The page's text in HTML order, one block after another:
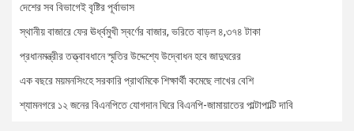
দেশের সব বিভাগেই বৃষ্টির পূর্বাভাস
স্থানীয় বাজারে ফের ঊর্ধ্বমুখী স্বর্ণের বাজার, ভরিতে বাড়ল ৪,৩৭৪ টাকা
প্রধানমন্ত্রীর তত্ত্বাবধানে স্মৃতির উদ্দেশ্যে উদ্বোধন হবে জাদুঘরের
এক বছরে ময়মনসিংহে সরকারি প্রাথমিকে শিক্ষার্থী কমেছে লাখের বেশি
শ্যামনগরে ১২ জনের বিএনপিতে যোগদান ঘিরে বিএনপি-জামায়াতের পাল্টাপাল্টি দাবি